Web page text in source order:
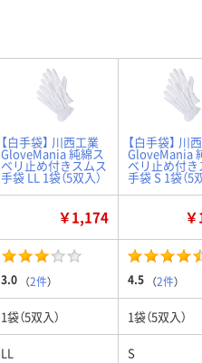
【白手袋】 川西工業
GloveMania 純綿ス
ベリ止め付きスムス
手袋 LL 1袋（5双入）
【白手袋】 川
GloveMania
ベリ止め付
手袋 S 1袋（5
￥1,174
3.0 （2件） 4.5 （2件）
1袋（5双入） 1袋（5双入）
LL S